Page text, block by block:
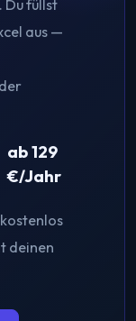
Du füllst
aus —
ab 129
€/Jahr
deinen